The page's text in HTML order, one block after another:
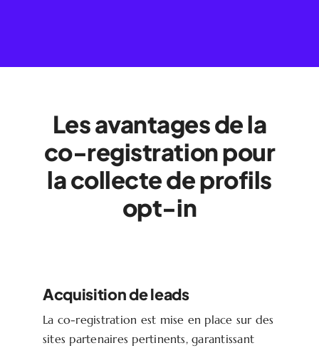
Les avantages de la
co-registration pour
la collecte de profils
opt-in
Acquisition de leads
La co-registration est mise en place sur des
sites partenaires pertinents, garantissant